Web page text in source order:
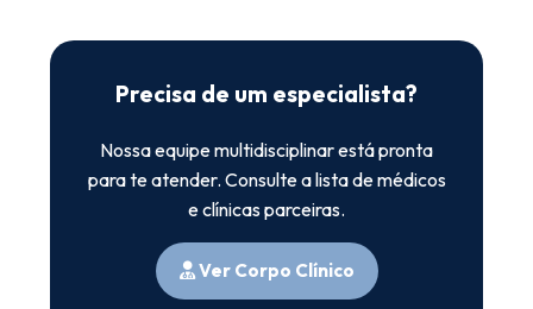
Precisa de um especialista?
Nossa equipe multidisciplinar está pronta
para te atender. Consulte a lista de médicos
e clínicas parceiras.
Ver Corpo Clínico